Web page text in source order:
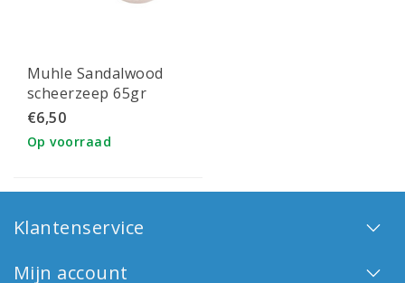
Muhle Sandalwood
scheerzeep 65gr
€6,50
Op voorraad
Klantenservice
Mijn account